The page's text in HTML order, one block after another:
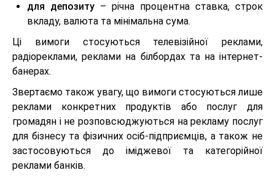
для депозиту – річна процентна ставка, строк
вкладу, валюта та мінімальна сума.
Ці вимоги стосуються телевізійної реклами,
радіореклами, реклами на білбордах та на інтернет-
банерах.
Звертаємо також увагу, що вимоги стосуються лише
реклами конкретних продуктів або послуг для
громадян і не розповсюджуються на рекламу послуг
для бізнесу та фізичних осіб-підприємців, а також не
застосовуються до іміджевої та категорійної
реклами банків.